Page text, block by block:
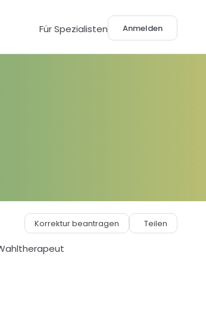
Für Spezialisten Anmelden
Korrektur beantragen Teilen